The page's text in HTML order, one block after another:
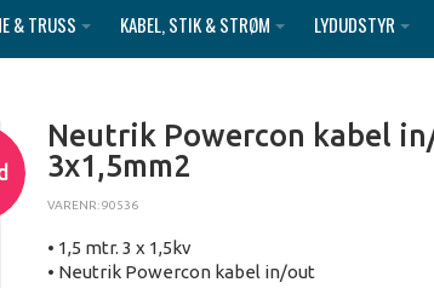
& TRUSS KABEL, STIK & STRØM LYDUDSTYR
Neutrik Powercon kabel
3x1,5mm2
VARENR: 90536
• 1,5 mtr. 3 x 1,5kv
• Neutrik Powercon kabel in/out